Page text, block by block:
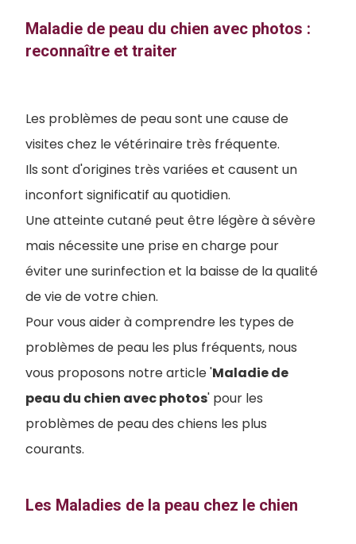
Maladie de peau du chien avec photos :
reconnaître et traiter
Les problèmes de peau sont une cause de
visites chez le vétérinaire très fréquente.
Ils sont d'origines très variées et causent un
inconfort significatif au quotidien.
Une atteinte cutané peut être légère à sévère
mais nécessite une prise en charge pour
éviter une surinfection et la baisse de la qualité
de vie de votre chien.
Pour vous aider à comprendre les types de
problèmes de peau les plus fréquents, nous
vous proposons notre article 'Maladie de
peau du chien avec photos' pour les
problèmes de peau des chiens les plus
courants.
Les Maladies de la peau chez le chien